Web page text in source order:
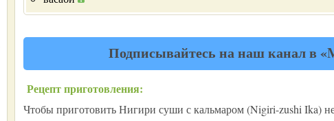
Подписывайтесь на наш канал в
Рецепт приготовления:
Чтобы приготовить Нигири суши с кальмаром (Nigiri-zushi Ika)